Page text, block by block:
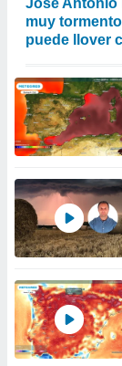
José Antonio
muy
puede llover